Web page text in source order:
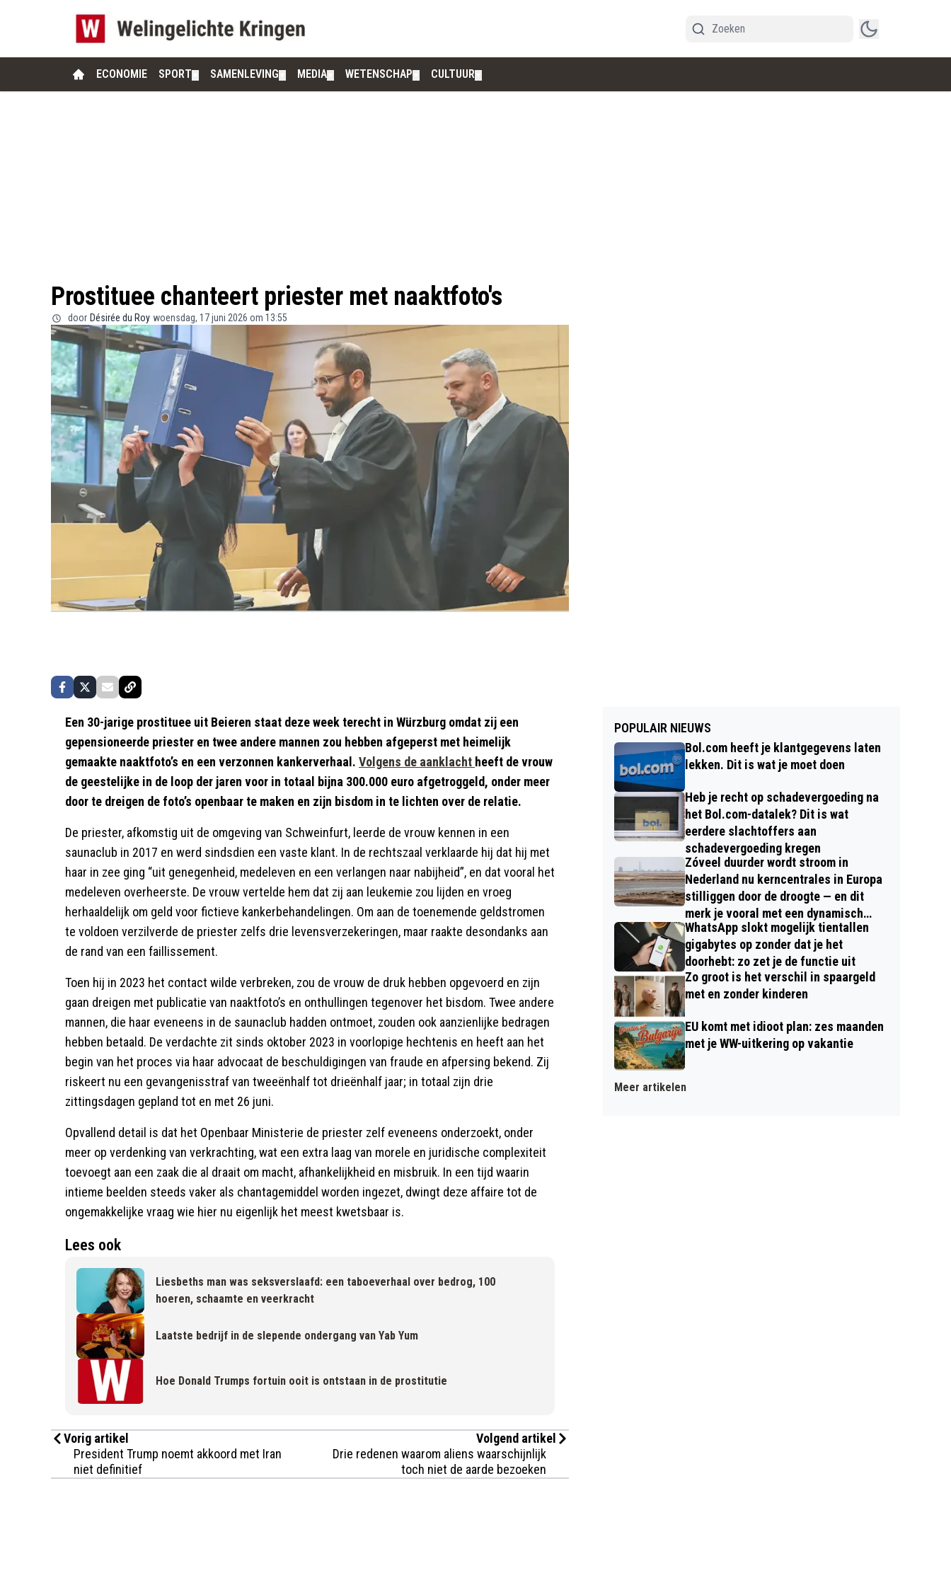
ECONOMIE SPORT SAMENLEVING MEDIA WETENSCHAP CULTUUR
Prostituee chanteert priester met naaktfoto's
door Désirée du Roy woensdag, 17 juni 2026 om 13:55
Een 30-jarige prostituee uit Beieren staat deze week terecht in Würzburg omdat zij een
gepensioneerde priester en twee andere mannen zou hebben afgeperst met heimelijk
gemaakte naaktfoto’s en een verzonnen kankerverhaal. Volgens de aanklacht heeft de vrouw
de geestelijke in de loop der jaren voor in totaal bijna 300.000 euro afgetroggeld, onder meer
door te dreigen de foto’s openbaar te maken en zijn bisdom in te lichten over de relatie.
De priester, afkomstig uit de omgeving van Schweinfurt, leerde de vrouw kennen in een
saunaclub in 2017 en werd sindsdien een vaste klant. In de rechtszaal verklaarde hij dat hij met
haar in zee ging “uit genegenheid, medeleven en een verlangen naar nabijheid”, en dat vooral het
medeleven overheerste. De vrouw vertelde hem dat zij aan leukemie zou lijden en vroeg
herhaaldelijk om geld voor fictieve kankerbehandelingen. Om aan de toenemende geldstromen
te voldoen verzilverde de priester zelfs drie levensverzekeringen, maar raakte desondanks aan
de rand van een faillissement.
Toen hij in 2023 het contact wilde verbreken, zou de vrouw de druk hebben opgevoerd en zijn
gaan dreigen met publicatie van naaktfoto’s en onthullingen tegenover het bisdom. Twee andere
mannen, die haar eveneens in de saunaclub hadden ontmoet, zouden ook aanzienlijke bedragen
hebben betaald. De verdachte zit sinds oktober 2023 in voorlopige hechtenis en heeft aan het
begin van het proces via haar advocaat de beschuldigingen van fraude en afpersing bekend. Zij
riskeert nu een gevangenisstraf van tweeënhalf tot drieënhalf jaar; in totaal zijn drie
zittingsdagen gepland tot en met 26 juni.
Opvallend detail is dat het Openbaar Ministerie de priester zelf eveneens onderzoekt, onder
meer op verdenking van verkrachting, wat een extra laag van morele en juridische complexiteit
toevoegt aan een zaak die al draait om macht, afhankelijkheid en misbruik. In een tijd waarin
intieme beelden steeds vaker als chantagemiddel worden ingezet, dwingt deze affaire tot de
ongemakkelijke vraag wie hier nu eigenlijk het meest kwetsbaar is.
Lees ook
Liesbeths man was seksverslaafd: een taboeverhaal over bedrog, 100
hoeren, schaamte en veerkracht
Laatste bedrijf in de slepende ondergang van Yab Yum
Hoe Donald Trumps fortuin ooit is ontstaan in de prostitutie
Vorig artikel
President Trump noemt akkoord met Iran
niet definitief
Volgend artikel
Drie redenen waarom aliens waarschijnlijk
toch niet de aarde bezoeken
POPULAIR NIEUWS
Bol.com heeft je klantgegevens laten
lekken. Dit is wat je moet doen
Heb je recht op schadevergoeding na
het Bol.com-datalek? Dit is wat
eerdere slachtoffers aan
schadevergoeding kregen
Zóveel duurder wordt stroom in
Nederland nu kerncentrales in Europa
stilliggen door de droogte — en dit
merk je vooral met een dynamisch
contract
WhatsApp slokt mogelijk tientallen
gigabytes op zonder dat je het
doorhebt: zo zet je de functie uit
Zo groot is het verschil in spaargeld
met en zonder kinderen
EU komt met idioot plan: zes maanden
met je WW-uitkering op vakantie
Meer artikelen